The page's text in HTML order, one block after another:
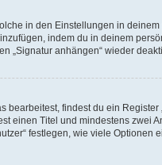
in den Einstellungen in
indem du in deinem
„Signatur anhängen“ wieder
findest du ein
einen Titel und mindestens
festlegen, wie viele